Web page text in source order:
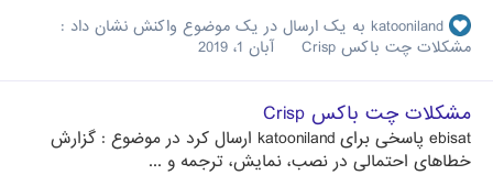
katooniland به یک ارسال در یک موضوع واکنش نشان داد :
مشکلات چت باکس Crisp
آبان 1، 2019
مشکلات چت باکس Crisp
ebisat پاسخی برای katooniland ارسال کرد در موضوع : گزارش
خطاهای احتمالی در نصب، نمایش، ترجمه و ...